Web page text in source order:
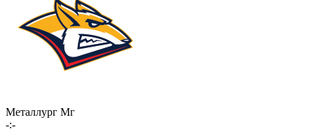
Металлург Мг
-:-